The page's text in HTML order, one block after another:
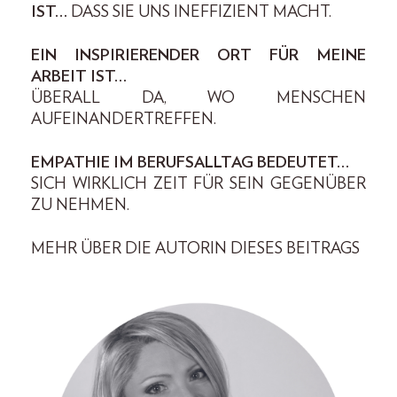
IST… DASS SIE UNS INEFFIZIENT MACHT.
EIN INSPIRIERENDER ORT FÜR MEINE
ARBEIT IST…
ÜBERALL DA, WO MENSCHEN
AUFEINANDERTREFFEN.
EMPATHIE IM BERUFSALLTAG BEDEUTET…
SICH WIRKLICH ZEIT FÜR SEIN GEGENÜBER
ZU NEHMEN.
MEHR ÜBER DIE AUTORIN DIESES BEITRAGS